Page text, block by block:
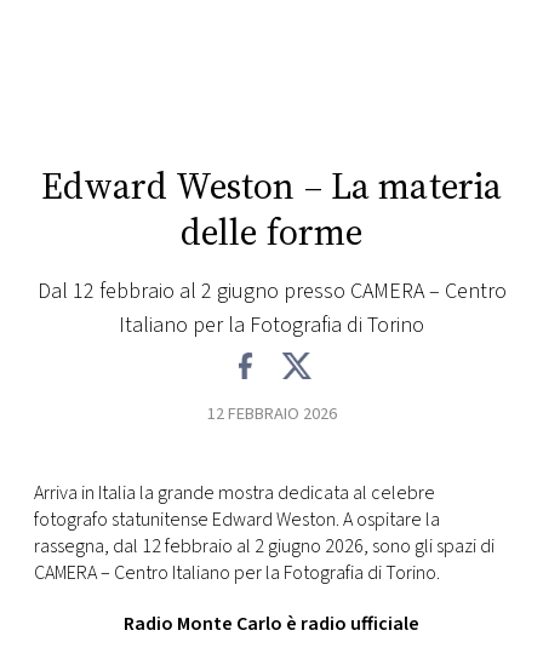
Edward Weston – La materia
delle forme
Dal 12 febbraio al 2 giugno presso CAMERA – Centro
Italiano per la Fotografia di Torino
12 FEBBRAIO 2026
Arriva in Italia la grande mostra dedicata al celebre
fotografo statunitense Edward Weston. A ospitare la
rassegna, dal 12 febbraio al 2 giugno 2026, sono gli spazi di
CAMERA – Centro Italiano per la Fotografia di Torino.
Radio Monte Carlo è radio ufficiale